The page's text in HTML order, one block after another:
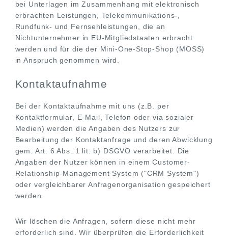
bei Unterlagen im Zusammenhang mit elektronisch
erbrachten Leistungen, Telekommunikations-,
Rundfunk- und Fernsehleistungen, die an
Nichtunternehmer in EU-Mitgliedstaaten erbracht
werden und für die der Mini-One-Stop-Shop (MOSS)
in Anspruch genommen wird.
Kontaktaufnahme
Bei der Kontaktaufnahme mit uns (z.B. per
Kontaktformular, E-Mail, Telefon oder via sozialer
Medien) werden die Angaben des Nutzers zur
Bearbeitung der Kontaktanfrage und deren Abwicklung
gem. Art. 6 Abs. 1 lit. b) DSGVO verarbeitet. Die
Angaben der Nutzer können in einem Customer-
Relationship-Management System ("CRM System")
oder vergleichbarer Anfragenorganisation gespeichert
werden.
Wir löschen die Anfragen, sofern diese nicht mehr
erforderlich sind. Wir überprüfen die Erforderlichkeit